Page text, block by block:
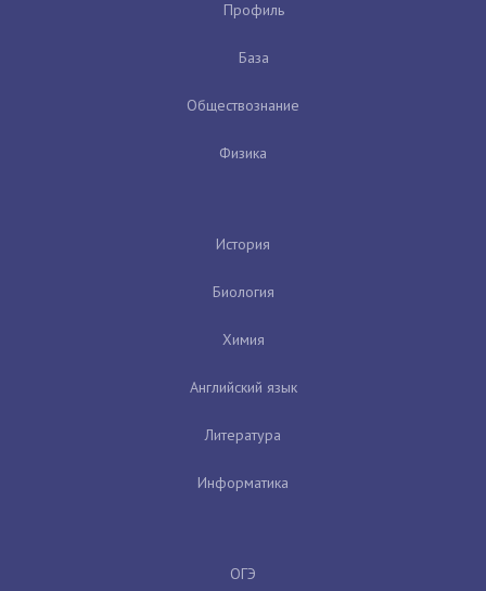
Профиль
База
Обществознание
Физика
История
Биология
Химия
Английский язык
Литература
Информатика
ОГЭ